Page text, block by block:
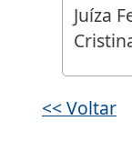
Juíza
<< Voltar